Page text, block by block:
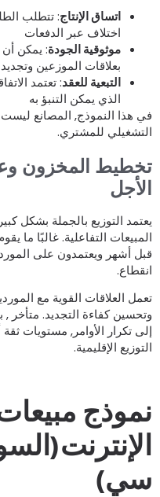
اتساق الإنتاج: تتطلب
اختلاف عبر الدفعات
موثوقية الجودة: يمكن أن
بعلاقات الموزعين وتجديد
التبعية للعقد: تعتمد
الذي يمكن التنبؤ به
هذا النموذج, المصانع ليست
للمشتري.
المخزون
التوزيع بالجملة بشكل
التفاعلية. غالبًا ما
أشهر ويعتمدون على
العلاقات القوية مع
كفاءة التجديد. متأخر ,
تكرار الأوامر, مستويات
الإقليمية.